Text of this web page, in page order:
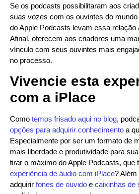
Se os podcasts possibilitaram aos
suas vozes com os ouvintes do
do Apple Podcasts levam essa relação
Afinal, oferecem aos criadores uma
vínculo com seus ouvintes mais
no processo.
Vivencie esta
com a iPlace
Como temos frisado aqui no blog,
opções para adquirir conhecimento a
Especialmente por ser um formato de
mais liberdade e produtividade para
tirar o máximo do Apple Podcasts, que
experiência de áudio com iPlace? Além
adquirir fones de ouvido e caixinhas de